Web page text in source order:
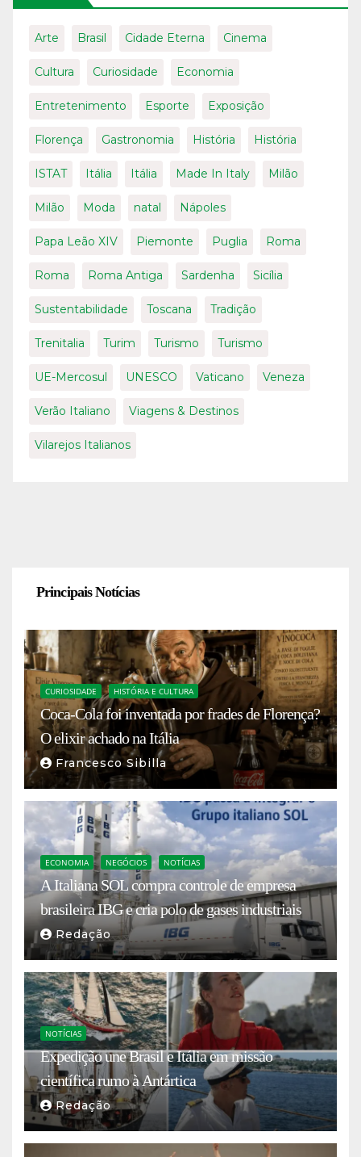
Arte Brasil Cidade Eterna Cinema
Cultura Curiosidade Economia
Entretenimento Esporte Exposição
Florença Gastronomia História História
ISTAT Itália Itália Made In Italy Milão
Milão Moda natal Nápoles
Papa Leão XIV Piemonte Puglia Roma
Roma Roma Antiga Sardenha Sicília
Sustentabilidade Toscana Tradição
Trenitalia Turim Turismo Turismo
UE-Mercosul UNESCO Vaticano Veneza
Verão Italiano Viagens & Destinos
Vilarejos Italianos
Principais Notícias
CURIOSIDADE HISTÓRIA E CULTURA
Coca-Cola foi inventada por frades de Florença?
O elixir achado na Itália
Francesco Sibilla
ECONOMIA NEGÓCIOS NOTÍCIAS
A Italiana SOL compra controle de empresa
brasileira IBG e cria polo de gases industriais
Redação
NOTÍCIAS
Expedição une Brasil e Itália em missão
científica rumo à Antártica
Redação